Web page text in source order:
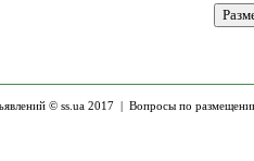
© ss.ua 2017 | Вопросы по